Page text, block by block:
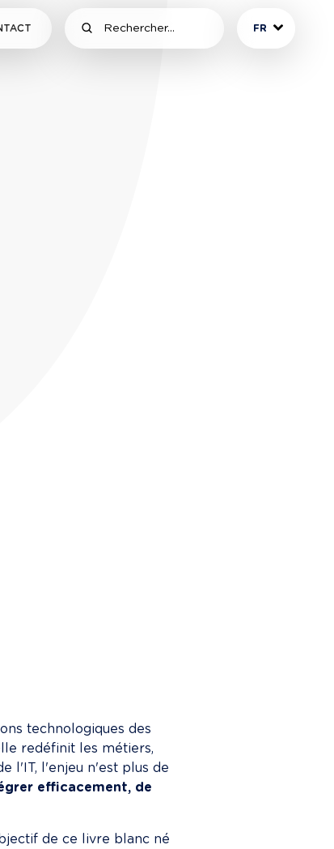
FR
technologiques des
redéfinit les métiers,
l'IT, l'enjeu n'est plus de
efficacement, de
de ce livre blanc né